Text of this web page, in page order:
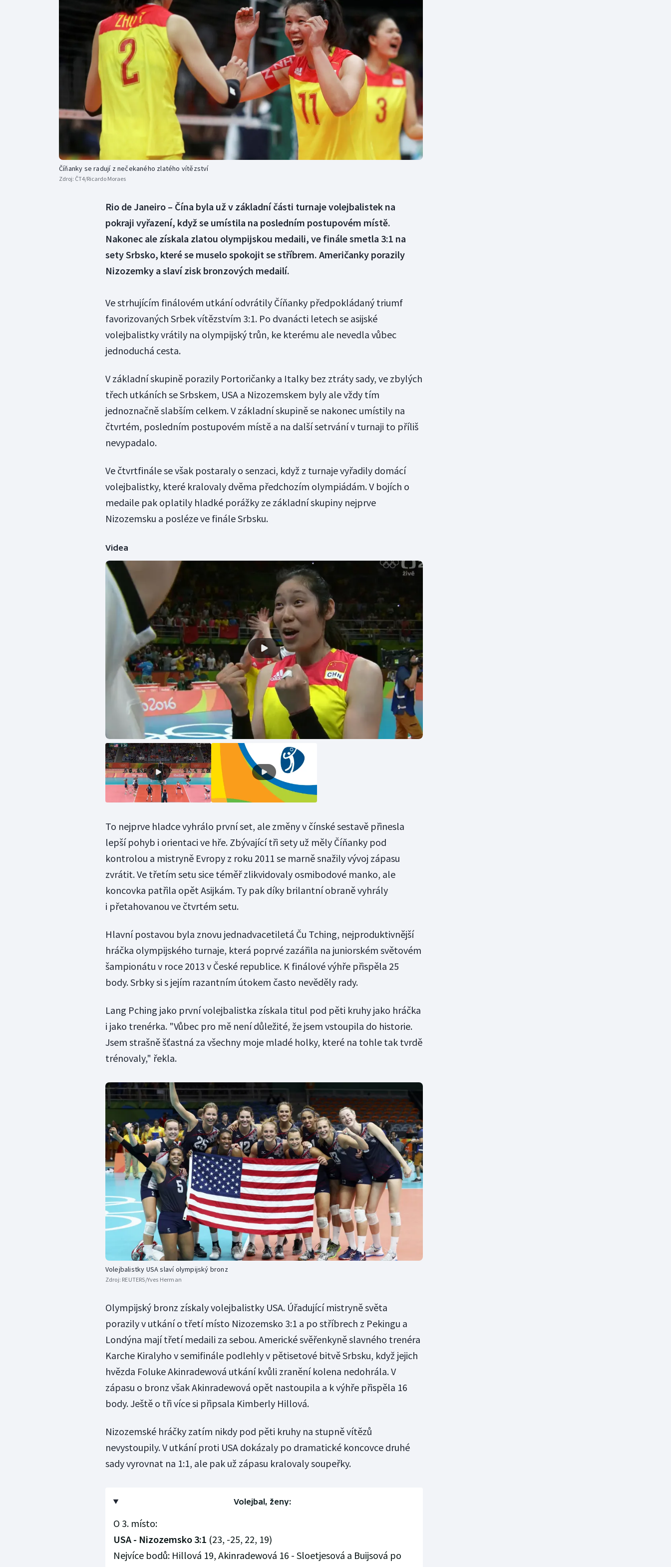
Curling
Dostihy
Florbal
Futsal
Golf
Gymnastika
Moderní pětiboj
Motorsport
Olympijské hry
Parasport
Plavání
Plážový volejbal
Veslování
Vodní slalom
Volejbal
Ostatní
Číňanky se radují z nečekaného zlatého vítězství
Zdroj: ČT4/Ricardo Moraes
Rio de Janeiro – Čína byla už v základní části turnaje volejbalistek na
pokraji vyřazení, když se umístila na posledním postupovém místě.
Nakonec ale získala zlatou olympijskou medaili, ve finále smetla 3:1 na
sety Srbsko, které se muselo spokojit se stříbrem. Američanky porazily
Nizozemky a slaví zisk bronzových medailí.
Ve strhujícím finálovém utkání odvrátily Číňanky předpokládaný triumf
favorizovaných Srbek vítězstvím 3:1. Po dvanácti letech se asijské
volejbalistky vrátily na olympijský trůn, ke kterému ale nevedla vůbec
jednoduchá cesta.
V základní skupině porazily Portoričanky a Italky bez ztráty sady, ve zbylých
třech utkáních se Srbskem, USA a Nizozemskem byly ale vždy tím
jednoznačně slabším celkem. V základní skupině se nakonec umístily na
čtvrtém, posledním postupovém místě a na další setrvání v turnaji to příliš
nevypadalo.
Ve čtvrtfinále se však postaraly o senzaci, když z turnaje vyřadily domácí
volejbalistky, které kralovaly dvěma předchozím olympiádám. V bojích o
medaile pak oplatily hladké porážky ze základní skupiny nejprve
Nizozemsku a posléze ve finále Srbsku.
Videa
To nejprve hladce vyhrálo první set, ale změny v čínské sestavě přinesla
lepší pohyb i orientaci ve hře. Zbývající tři sety už měly Číňanky pod
kontrolou a mistryně Evropy z roku 2011 se marně snažily vývoj zápasu
zvrátit. Ve třetím setu sice téměř zlikvidovaly osmibodové manko, ale
koncovka patřila opět Asijkám. Ty pak díky brilantní obraně vyhrály
i přetahovanou ve čtvrtém setu.
Hlavní postavou byla znovu jednadvacetiletá Ču Tching, nejproduktivnější
hráčka olympijského turnaje, která poprvé zazářila na juniorském světovém
šampionátu v roce 2013 v České republice. K finálové výhře přispěla 25
body. Srbky si s jejím razantním útokem často nevěděly rady.
Lang Pching jako první volejbalistka získala titul pod pěti kruhy jako hráčka
i jako trenérka. "Vůbec pro mě není důležité, že jsem vstoupila do historie.
Jsem strašně šťastná za všechny moje mladé holky, které na tohle tak tvrdě
trénovaly," řekla.
Volejbalistky USA slaví olympijský bronz
Zdroj: REUTERS/Yves Herman
Olympijský bronz získaly volejbalistky USA. Úřadující mistryně světa
porazily v utkání o třetí místo Nizozemsko 3:1 a po stříbrech z Pekingu a
Londýna mají třetí medaili za sebou. Americké svěřenkyně slavného trenéra
Karche Kiralyho v semifinále podlehly v pětisetové bitvě Srbsku, když jejich
hvězda Foluke Akinradewová utkání kvůli zranění kolena nedohrála. V
zápasu o bronz však Akinradewová opět nastoupila a k výhře přispěla 16
body. Ještě o tři více si připsala Kimberly Hillová.
Nizozemské hráčky zatím nikdy pod pěti kruhy na stupně vítězů
nevystoupily. V utkání proti USA dokázaly po dramatické koncovce druhé
sady vyrovnat na 1:1, ale pak už zápasu kralovaly soupeřky.
Volejbal, ženy:
O 3. místo:
USA - Nizozemsko 3:1 (23, -25, 22, 19)
Nejvíce bodů: Hillová 19, Akinradewová 16 - Sloetjesová a Buijsová po